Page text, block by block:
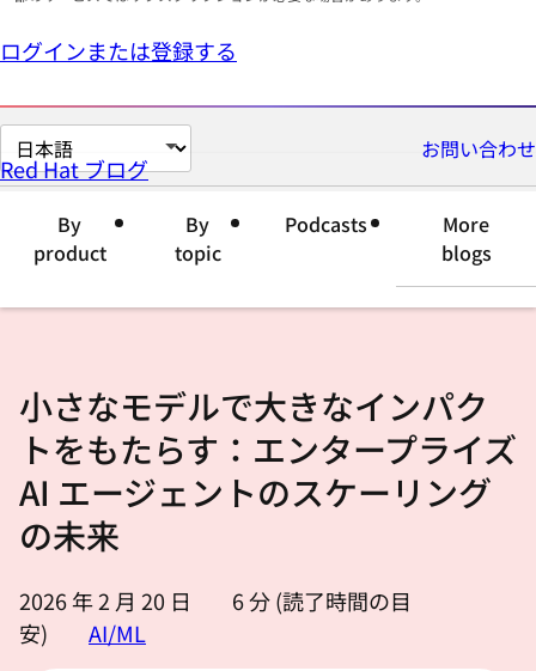
ログインまたは登録する
ペ
ー
語
く
い
お問い合わせ
Red Hat ブログ
By
product
By
topic
Podcasts
More
blogs
小さなモデルで大きなインパク
トをもたらす：エンタープライズ
AI エージェントのスケーリング
の未来
2026 年 2 月 20 日 6分 (読了時間の目
安)
AI/ML